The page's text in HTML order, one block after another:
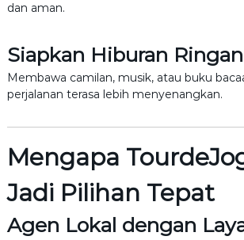
dan aman.
Siapkan Hiburan Ringan
Membawa camilan, musik, atau buku
perjalanan terasa lebih menyenangkan.
Mengapa
Jadi Pilihan Tepat
Agen Lokal dengan